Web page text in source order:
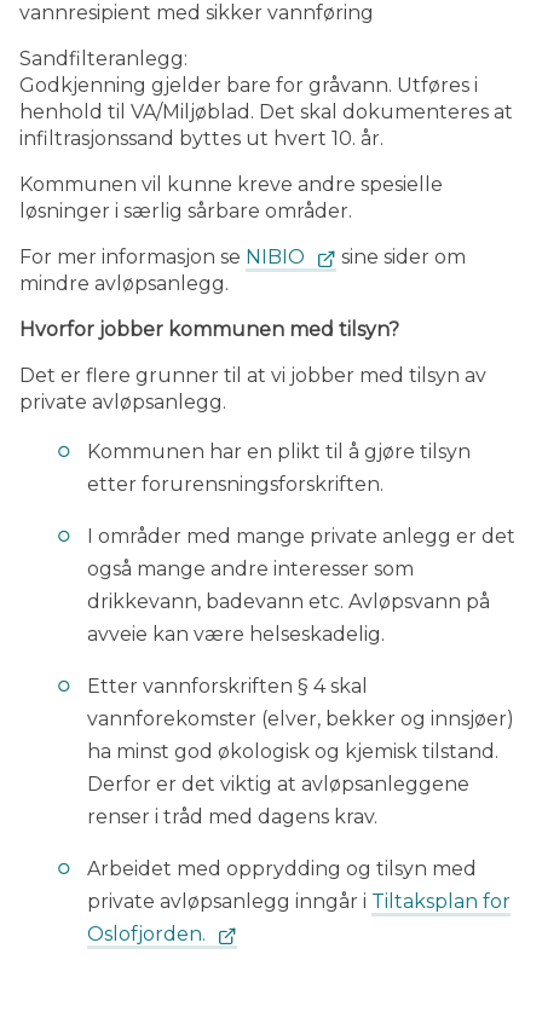
vannresipient med sikker vannføring
Sandfilteranlegg:
Godkjenning gjelder bare for gråvann. Utføres i
henhold til VA/Miljøblad. Det skal dokumenteres at
infiltrasjonssand byttes ut hvert 10. år.
Kommunen vil kunne kreve andre spesielle
løsninger i særlig sårbare områder.
For mer informasjon se NIBIO
sine sider om
mindre avløpsanlegg.
Hvorfor jobber kommunen med tilsyn?
Det er flere grunner til at vi jobber med tilsyn av
private avløpsanlegg.
Kommunen har en plikt til å gjøre tilsyn
etter forurensningsforskriften.
I områder med mange private anlegg er det
også mange andre interesser som
drikkevann, badevann etc. Avløpsvann på
avveie kan være helseskadelig.
Etter vannforskriften § 4 skal
vannforekomster (elver, bekker og innsjøer)
ha minst god økologisk og kjemisk tilstand.
Derfor er det viktig at avløpsanleggene
renser i tråd med dagens krav.
Arbeidet med opprydding og tilsyn med
private avløpsanlegg inngår i Tiltaksplan for
Oslofjorden.